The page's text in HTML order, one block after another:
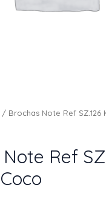
/ Brochas Note Ref SZ.126
Ref